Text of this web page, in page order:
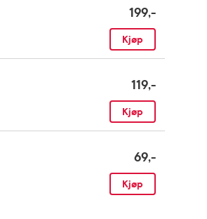
199,-
Kjøp
119,-
Kjøp
69,-
Kjøp